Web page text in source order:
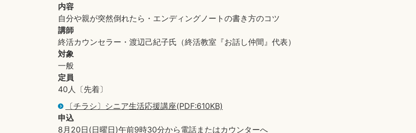
内容
自分や親が突然倒れたら・エンディングノートの書き方のコツ
講師
終活カウンセラー・渡辺己紀子氏（終活教室『お話し仲間』代表）
対象
一般
定員
40人〔先着〕
〔チラシ〕シニア生活応援講座(PDF:610KB)
申込
8月20日(日曜日)午前9時30分から電話またはカウンターへ